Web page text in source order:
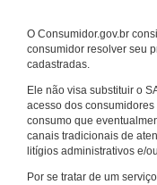
O Consumidor.gov.br
consumidor resolver seu
cadastradas.
Ele não visa substituir o
acesso dos
consumo que
canais tradicionais de
litígios administrativos e/
Por se tratar de um